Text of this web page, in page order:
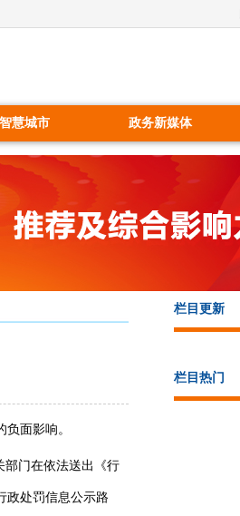
智慧城市 政务新媒体
面影响。
门在依法送出《行
政处罚信息公示路
栏目更新
栏目热门